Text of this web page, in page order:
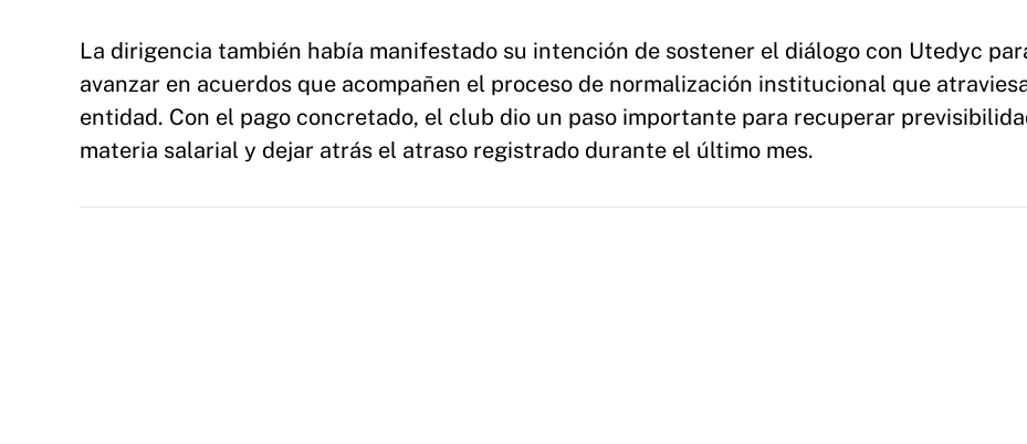
La dirigencia también había manifestado su intención de sostener el diálogo con Utedyc
avanzar en acuerdos que acompañen el proceso de normalización institucional que
entidad. Con el pago concretado, el club dio un paso importante para recuperar
materia salarial y dejar atrás el atraso registrado durante el último mes.